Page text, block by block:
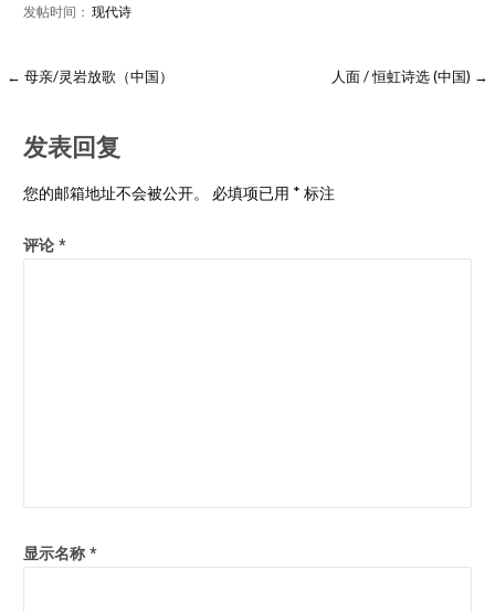
发帖时间： 现代诗
← 母亲/灵岩放歌（中国） 人面 / 恒虹诗选 (中国) →
发表回复
您的邮箱地址不会被公开。 必填项已用 * 标注
评论 *
显示名称 *